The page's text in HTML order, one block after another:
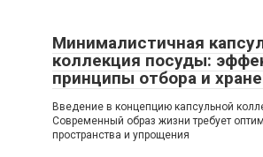
Минималистичная
коллекция посуды:
принципы отбора и
Введение в концепцию капсульной
Современный образ жизни требует
пространства и упрощения